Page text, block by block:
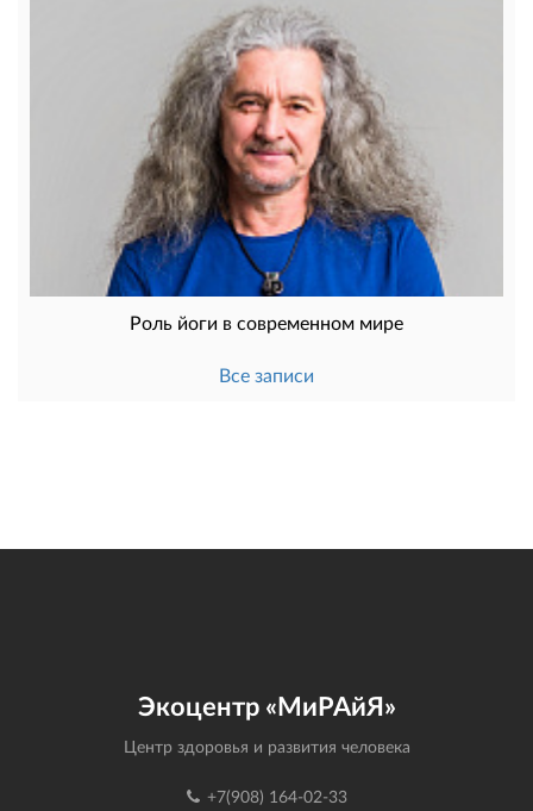
Роль йоги в современном мире
Все записи
Экоцентр «МиРАйЯ»
Центр здоровья и развития человека
+7(908) 164-02-33